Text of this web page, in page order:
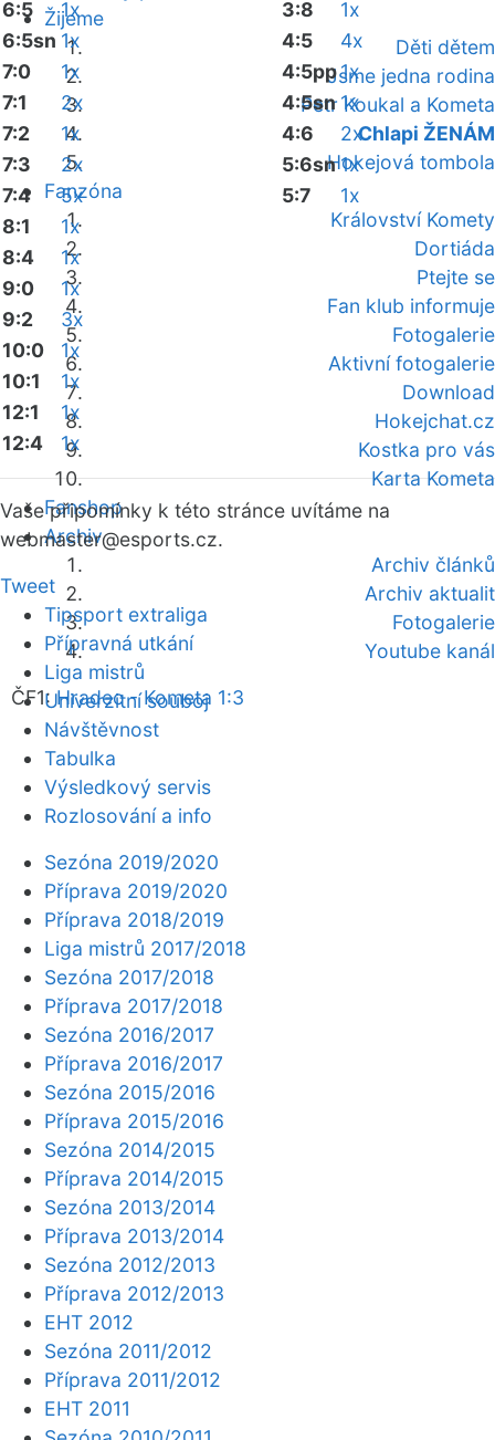
Žijeme
Děti dětem
Jsme jedna rodina
Petr Koukal a Kometa
Chlapi ŽENÁM
Hokejová tombola
Fanzóna
Království Komety
Dortiáda
Ptejte se
Fan klub informuje
Fotogalerie
Aktivní fotogalerie
Download
Hokejchat.cz
Kostka pro vás
Karta Kometa
Fanshop
Archiv
Archiv článků
Archiv aktualit
Fotogalerie
Youtube kanál
ČF1:Hradec - Kometa 1:3
6:5
1x
6:5sn 1x
7:0
1x
7:1
2x
7:2
1x
7:3
2x
7:4
5x
8:1
1x
8:4
1x
9:0
1x
9:2
3x
10:0
1x
10:1
1x
12:1
1x
12:4
1x
3:8
1x
4:5
4x
4:5pp1x
4:5sn 1x
4:6
2x
5:6sn 1x
5:7
1x
Vaše připomínky k této stránce uvítáme na
webmaster@esports.cz.
Tweet
Tipsport extraliga
Přípravná utkání
Liga mistrů
Univerzitní souboj
Návštěvnost
Tabulka
Výsledkový servis
Rozlosování a info
Sezóna 2019/2020
Příprava 2019/2020
Příprava 2018/2019
Liga mistrů 2017/2018
Sezóna 2017/2018
Příprava 2017/2018
Sezóna 2016/2017
Příprava 2016/2017
Sezóna 2015/2016
Příprava 2015/2016
Sezóna 2014/2015
Příprava 2014/2015
Sezóna 2013/2014
Příprava 2013/2014
Sezóna 2012/2013
Příprava 2012/2013
EHT 2012
Sezóna 2011/2012
Příprava 2011/2012
EHT 2011